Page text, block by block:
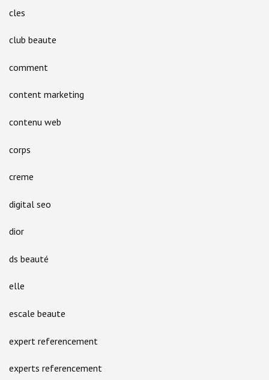
cles
club beaute
comment
content marketing
contenu web
corps
creme
digital seo
dior
ds beauté
elle
escale beaute
expert referencement
experts referencement